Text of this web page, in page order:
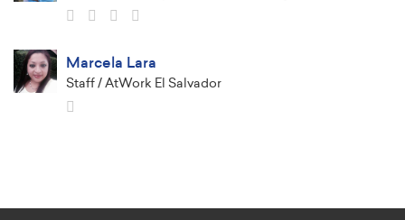
Marcela Lara
Staff / AtWork El Salvador